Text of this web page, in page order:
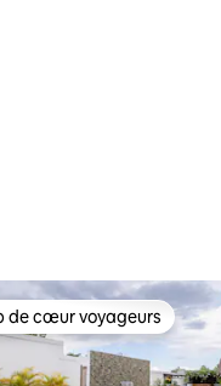
de cœur voyageurs
de cœur voyageurs